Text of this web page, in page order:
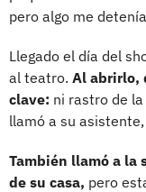
pero algo me
Llegado el día del
al teatro. Al abrirlo,
clave: ni rastro de
llamó a su
También llamó a la
de su casa, pero